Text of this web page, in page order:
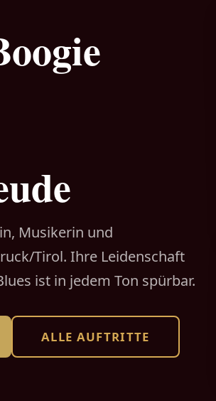
Musikerin und
Tirol. Ihre Leidenschaft
ist in jedem Ton spürbar.
ALLE AUFTRITTE